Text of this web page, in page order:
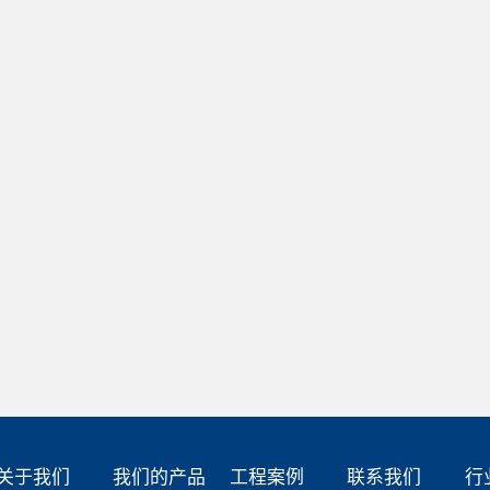
于我们 我们的产品 工程案例 联系我们 行